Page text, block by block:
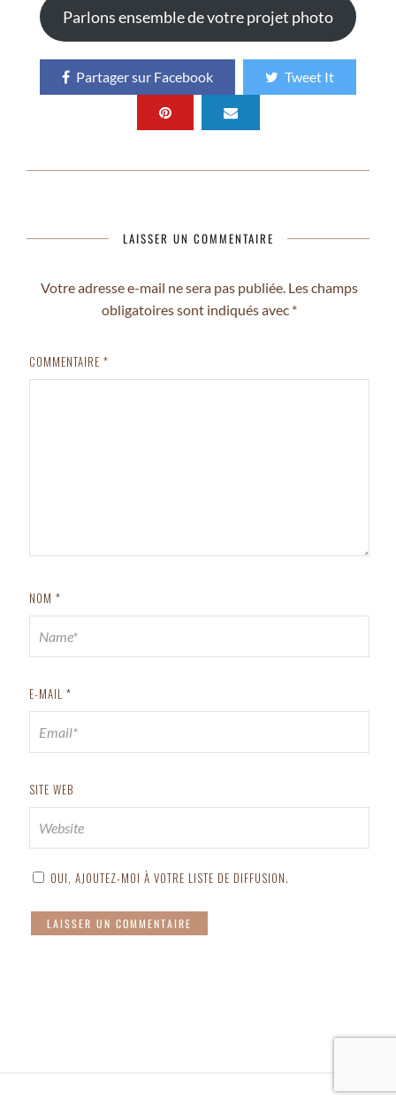
Parlons ensemble de votre projet photo
Partager sur Facebook Tweet It
LAISSER UN COMMENTAIRE
Votre adresse e-mail ne sera pas publiée. Les champs
obligatoires sont indiqués avec *
COMMENTAIRE *
NOM *
E-MAIL *
SITE WEB
OUI, AJOUTEZ-MOI À VOTRE LISTE DE DIFFUSION.